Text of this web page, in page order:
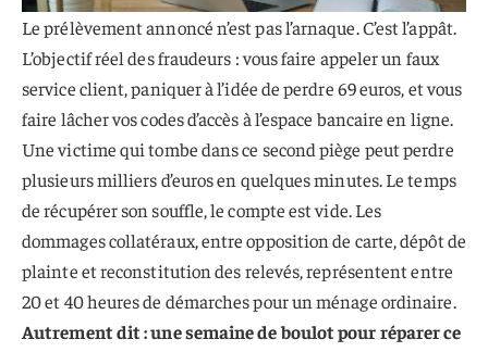
Le prélèvement annoncé n’est pas l’arnaque. C’est l’appât.
L’objectif réel des fraudeurs : vous faire appeler un faux
service client, paniquer à l’idée de perdre 69 euros, et vous
faire lâcher vos codes d’accès à l’espace bancaire en ligne.
Une victime qui tombe dans ce second piège peut perdre
plusieurs milliers d’euros en quelques minutes. Le temps
de récupérer son souffle, le compte est vide. Les
dommages collatéraux, entre opposition de carte, dépôt de
plainte et reconstitution des relevés, représentent entre
20 et 40 heures de démarches pour un ménage ordinaire.
Autrement dit : une semaine de boulot pour réparer ce